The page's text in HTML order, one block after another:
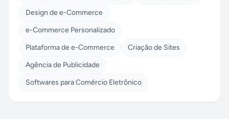
Design de e-Commerce
e-Commerce Personalizado
Plataforma de e-Commerce
Criação de Sites
Agência de Publicidade
Softwares para Comércio Eletrônico